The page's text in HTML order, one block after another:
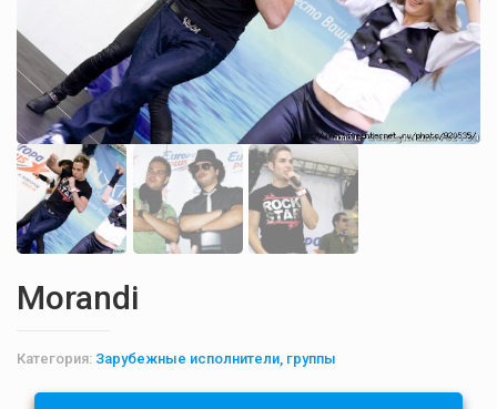
Morandi
Категория: Зарубежные исполнители, группы